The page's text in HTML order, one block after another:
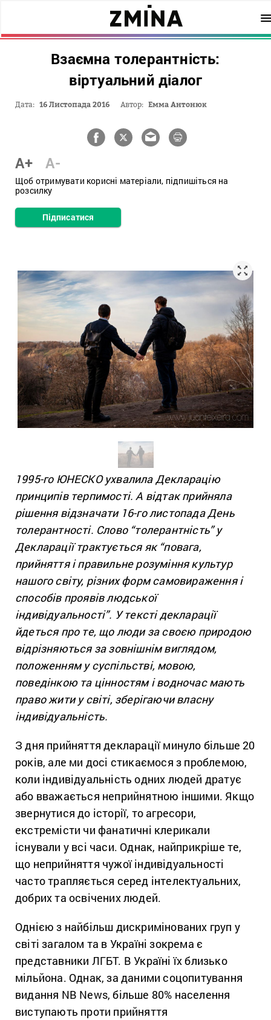
Взаємна толерантність:
віртуальний діалог
Дата: 16 Листопада 2016 Автор: Емма Антонюк
A+ A-
Щоб отримувати корисні матеріали, підпишіться на
розсилку
Підписатися
1995-го ЮНЕСКО ухвалила Декларацію
принципів терпимості. А відтак прийняла
рішення відзначати 16-го листопада День
толерантності. Слово “толерантність” у
Декларації трактується як “повага,
прийняття і правильне розуміння культур
нашого світу, різних форм самовираження і
способів проявів людської
індивідуальності”. У тексті декларації
йдеться про те, що люди за своєю природою
відрізняються за зовнішнім виглядом,
положенням у суспільстві, мовою,
поведінкою та цінностям і водночас мають
право жити у світі, зберігаючи власну
індивідуальність.
З дня прийняття декларації минуло більше 20
років, але ми досі стикаємося з проблемою,
коли індивідуальність одних людей дратує
або вважається неприйнятною іншими. Якщо
звернутися до історії, то агресори,
екстремісти чи фанатичні клерикали
існували у всі часи. Однак, найприкріше те,
що неприйняття чужої індивідуальності
часто трапляється серед інтелектуальних,
добрих та освічених людей.
Однією з найбільш дискримінованих груп у
світі загалом та в Україні зокрема є
представники ЛГБТ. В Україні їх близько
мільйона. Однак, за даними соцопитування
видання NB News, більше 80% населення
виступають проти прийняття